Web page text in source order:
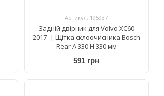
Артикул: 195937
Задній двірник для Volvo XC60
2017- | Щітка склоочисника Bosch
Rear A 330 H 330 мм
591 грн